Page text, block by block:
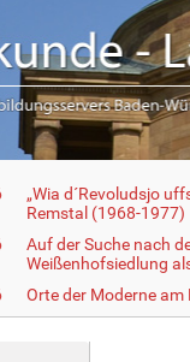
„Wia d´Revoludsjo
Remstal (1968-1977)
Auf der Suche nach
Weißenhofsiedlung
Orte der Moderne am